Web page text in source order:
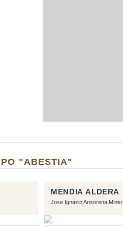
"ABESTIA"
MENDIA ALDERA
Jose Ignazio Ansorena Miner